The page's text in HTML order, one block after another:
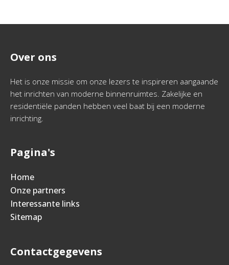
Over ons
Het is onze missie om onze lezers te inspireren aangaande
het inrichten van moderne binnenruimtes. Zakelijke en
residentiële panden hebben veel baat bij een moderne
inrichting.
Pagina's
Home
Onze partners
Interessante links
Sitemap
Contactgegevens